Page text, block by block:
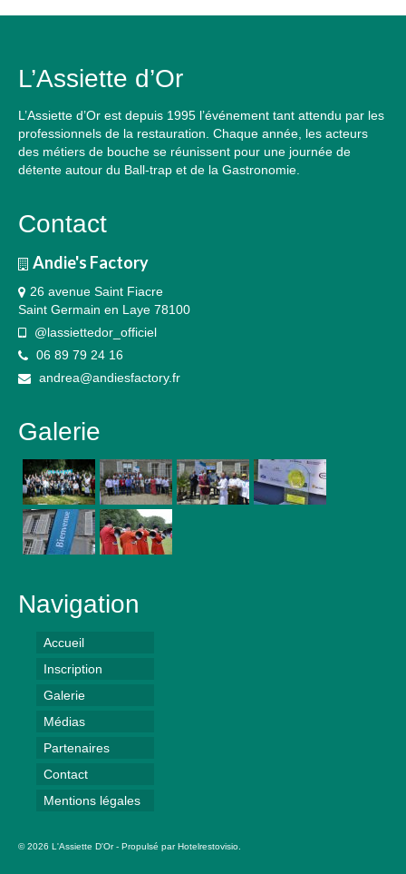
L’Assiette d’Or
L’Assiette d’Or est depuis 1995 l’événement tant attendu par les
professionnels de la restauration. Chaque année, les acteurs
des métiers de bouche se réunissent pour une journée de
détente autour du Ball-trap et de la Gastronomie.
Contact
Andie's Factory
26 avenue Saint Fiacre
Saint Germain en Laye 78100
@lassiettedor_officiel
06 89 79 24 16
andrea@andiesfactory.fr
Galerie
Navigation
Accueil
Inscription
Galerie
Médias
Partenaires
Contact
Mentions légales
© 2026 L'Assiette D'Or - Propulsé parHotelrestovisio